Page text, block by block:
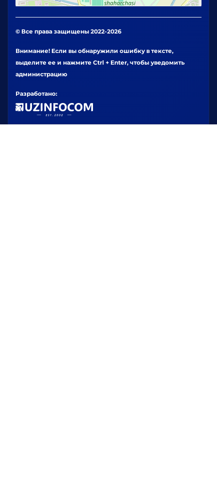
© Все права защищены 2022-2026
Внимание! Если вы обнаружили ошибку в тексте,
выделите ее и нажмите Ctrl + Enter, чтобы уведомить
администрацию
Разработано: